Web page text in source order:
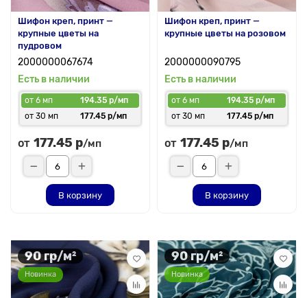
Шифон креп, принт —
крупные цветы на
пудровом
2000000067674
Есть в наличии
от 6 мп
194.35 р/мп
от 30 мп
177.45 р/мп
от 177.45 р/мп
В корзину
Шифон креп, принт —
крупные цветы на розовом
2000000090795
Есть в наличии
от 6 мп
194.35 р/мп
от 30 мп
177.45 р/мп
от 177.45 р/мп
В корзину
90 гр/м²
Новинка
90 гр/м²
Новинка